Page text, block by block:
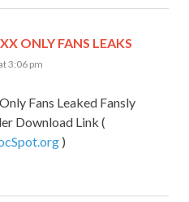
ONLY FANS LEAKS
3:06 pm
Fans Leaked Fansly
Download Link (
)